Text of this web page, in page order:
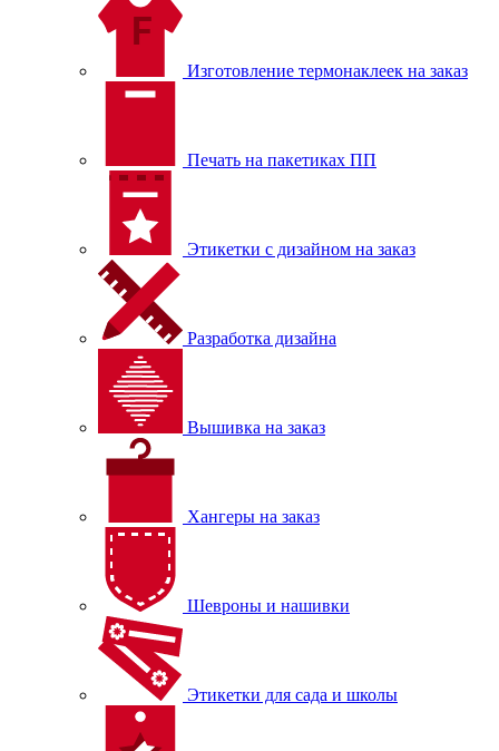
Изготовление термонаклеек на заказ
Печать на пакетиках ПП
Этикетки с дизайном на заказ
Разработка дизайна
Вышивка на заказ
Хангеры на заказ
Шевроны и нашивки
Этикетки для сада и школы